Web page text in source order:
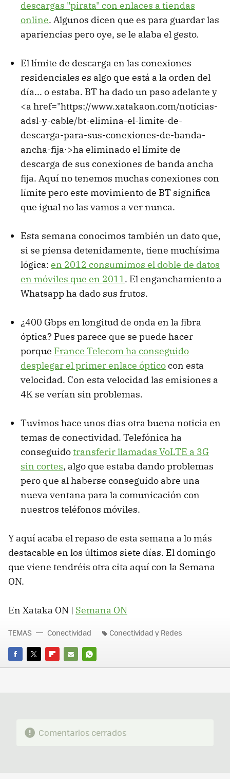
descargas "pirata" con enlaces a tiendas
online. Algunos dicen que es para guardar las
apariencias pero oye, se le alaba el gesto.
El límite de descarga en las conexiones
residenciales es algo que está a la orden del
día... o estaba. BT ha dado un paso adelante y
<a href="https://www.xatakaon.com/noticias-
adsl-y-cable/bt-elimina-el-limite-de-
descarga-para-sus-conexiones-de-banda-
ancha-fija·>ha eliminado el límite de
descarga de sus conexiones de banda ancha
fija. Aquí no tenemos muchas conexiones con
límite pero este movimiento de BT significa
que igual no las vamos a ver nunca.
Esta semana conocimos también un dato que,
si se piensa detenidamente, tiene muchísima
lógica: en 2012 consumimos el doble de datos
en móviles que en 2011. El enganchamiento a
Whatsapp ha dado sus frutos.
¿400 Gbps en longitud de onda en la fibra
óptica? Pues parece que se puede hacer
porque France Telecom ha conseguido
desplegar el primer enlace ópticocon esta
velocidad. Con esta velocidad las emisiones a
4K se verían sin problemas.
Tuvimos hace unos dias otra buena noticia en
temas de conectividad. Telefónica ha
conseguidotransferir llamadas VoLTE a 3G
sin cortes, algo que estaba dando problemas
pero que al haberse conseguido abre una
nueva ventana para la comunicación con
nuestros teléfonos móviles.
Y aquí acaba el repaso de esta semana a lo más
destacable en los últimos siete días. El domingo
que viene tendréis otra cita aquí con la Semana
ON.
En Xataka ON | Semana ON
FACEBOOK
TWITTERFLIPBOARD
E-
WHATSAPP
TEMAS Conectividad Conectividad y Redes
Comentarios cerrados